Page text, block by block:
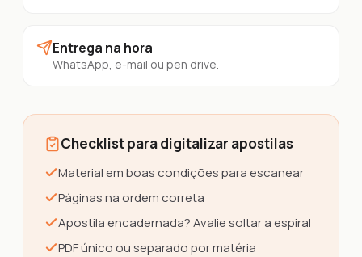
Entrega na hora
WhatsApp, e-mail ou pen drive.
Checklist para digitalizar apostilas
Material em boas condições para escanear
Páginas na ordem correta
Apostila encadernada? Avalie soltar a espiral
PDF único ou separado por matéria